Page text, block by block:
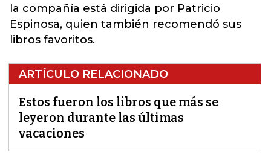
la compañía está dirigida por Patricio
Espinosa, quien también recomendó sus
libros favoritos.
ARTÍCULO RELACIONADO
Estos fueron los libros que más se
leyeron durante las últimas
vacaciones